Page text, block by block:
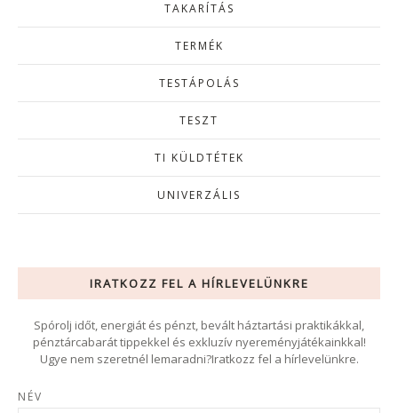
TAKARÍTÁS
TERMÉK
TESTÁPOLÁS
TESZT
TI KÜLDTÉTEK
UNIVERZÁLIS
IRATKOZZ FEL A HÍRLEVELÜNKRE
Spórolj időt, energiát és pénzt, bevált háztartási praktikákkal,
pénztárcabarát tippekkel és exkluzív nyereményjátékainkkal!
Ugye nem szeretnél lemaradni?Iratkozz fel a hírlevelünkre.
NÉV